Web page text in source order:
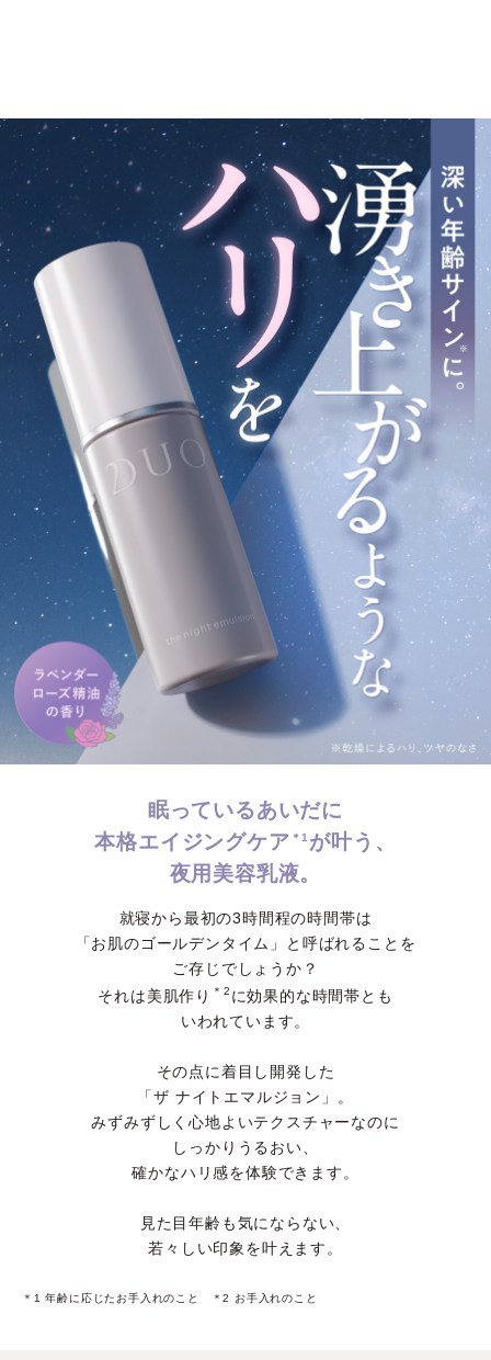
眠っているあいだに
本格エイジングケア ＊1 が叶う、
夜用美容乳液。
就寝から最初の3時間程の時間帯は
「お肌のゴールデンタイム」と呼ばれることを
ご存じでしょうか？
それは美肌作り
＊2 に効果的な時間帯とも
いわれています。
その点に着目し開発した
「ザ ナイトエマルジョン」。
みずみずしく心地よいテクスチャーなのに
しっかりうるおい、
確かなハリ感を体験できます。
見た目年齢も気にならない、
若々しい印象を叶えます。
＊1 年齢に応じたお手入れのこと ＊2 お手入れのこと